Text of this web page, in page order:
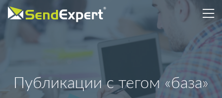
Публикации с тегом «база»